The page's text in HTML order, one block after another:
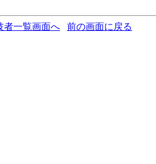
者一覧画面へ
前の画面に戻る